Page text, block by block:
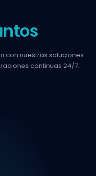
con nuestras soluciones
continuas 24/7.